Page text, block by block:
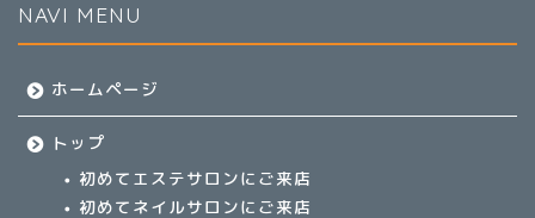
NAVI MENU
ホームページ
トップ
初めてエステサロンにご来店
初めてネイルサロンにご来店